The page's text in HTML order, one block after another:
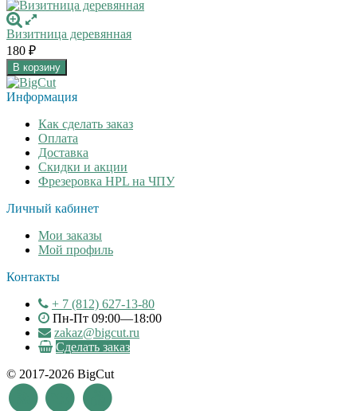
Визитница деревянная
180 ₽
В корзину
Информация
Как сделать заказ
Оплата
Доставка
Скидки и акции
Фрезеровка HPL на ЧПУ
Личный кабинет
Мои заказы
Мой профиль
Контакты
+ 7 (812) 627-13-80
Пн-Пт 09:00—18:00
zakaz@bigcut.ru
Сделать заказ
© 2017-2026 BigCut